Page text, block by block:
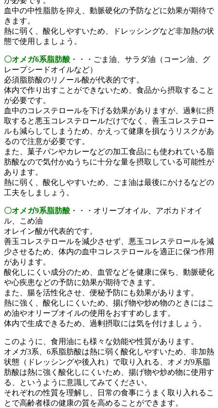
血中の中性脂肪を抑え、動脈硬化の予防などに効果が期待で
きます。
熱に弱く、酸化しやすいため、ドレッシングなど非加熱の状
態で使用しましょう。
〇オメガ6系脂肪酸 ・・・ごま油、サラダ油（コーン油、グ
レープシードオイルなど）
必須脂肪酸のリノール酸が代表的です。
体内で作り出すことができないため、食品から摂取すること
が必要です。
血中のコレステロールを下げる効果がありますが、過剰に摂
取すると悪玉コレステロールだけでなく、善玉コレステロー
ルも減らしてしまうため、かえって健康を損なうリスクがあ
るので注意が必要です。
また、菓子パンやカレーなどの加工食品にも使われている脂
肪酸なので気付かぬうちに十分な量を摂取している可能性が
あります。
熱に弱く、酸化しやすいため、ごま油は最後にかけるなどの
工夫をしましょう。
〇オメガ9系脂肪酸 ・・・オリーブオイル、アボカドオイ
ル、こめ油
オレイン酸が代表的です。
善玉コレステロールを減少させず、悪玉コレステロールを減
少させるため、体内の血中コレステロールを適正に保つ作用
があります。
酸化しにくい成分のため、血管などを健康に保ち、動脈硬化
や心疾患などの予防に効果が期待できます。
また、腸を活性化させ、便秘予防にも効果があります。
熱に強く、酸化しにくいため、揚げ物や炒め物のときにはこ
め油やオリーブオイルの使用をおすすめします。
体内で生成できるため、過剰摂取には気を付けましょう。
このように、食用油にも様々な効能や性質があります。
オメガ3系、6系脂肪酸は熱に弱く酸化しやすいため、非加熱
状態（ドレッシングや後入れ）で取り入れる、オメガ9系脂
肪酸は熱に強く酸化しにくいため、揚げ物や炒め物に使用す
る、というように意識してみてください。
それぞれの性質を理解し、日常の食事にうまく取り入れるこ
とで高齢者様の健康の質を高めることができます。